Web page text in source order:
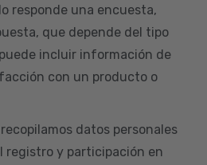
responde una encuesta,
que depende del tipo
incluir información de
con un producto o
datos personales
registro y participación en